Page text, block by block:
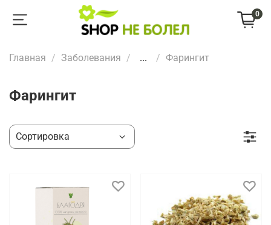
0
Главная Заболевания ... Фарингит
Фарингит